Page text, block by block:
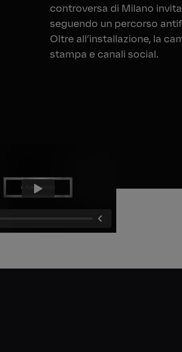
controversa di Milano
seguendo un percorso
Oltre all’installazione, la
stampa e canali social.